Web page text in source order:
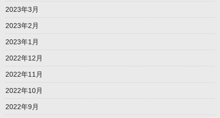
2023年3月
2023年2月
2023年1月
2022年12月
2022年11月
2022年10月
2022年9月